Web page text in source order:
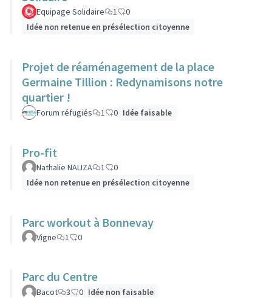
Equipage Solidaire 1
0
Idée non retenue en présélection citoyenne
Projet de réaménagement de la place
Germaine Tillion : Redynamisons notre
quartier !
Forum réfugiés 1 0 Idée faisable
Pro-fit
Nathalie NALIZA 1
0
Idée non retenue en présélection citoyenne
Parc workout à Bonnevay
Vigne 1 0
Parc du Centre
Bacot 3 0 Idée non faisable